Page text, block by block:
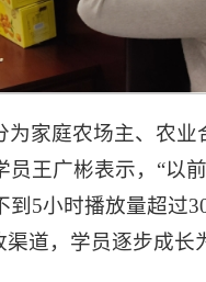
家庭农场主、农业
王广彬表示，“以
5小时播放量超过
道，学员逐步成长